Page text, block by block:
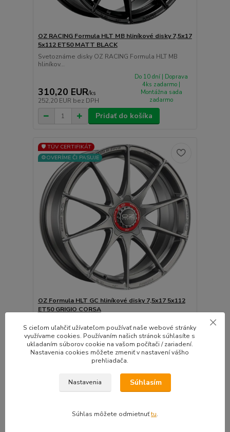
OZ RACING Formula HLT MB hliníkové disky 7,5x17
5x112 ET50 MATT BLACK
Svetoznáme disky OZ RACING Formula HLT MB
hliníkov...
310,20 EUR/ks
252,20 EUR bez DPH
Do 10 dní | Doprava
4ks zadarmo |
Montážna sada
zadarmo
Pridať do košíka
🛡️ TÜV CERTIFIKÁT
⚙️OVERÍME ČI PASUJE
OZ Formula HLT GC hliníkové disky 7,5x17 5x112
ET50 GRIGIO CORSA
k...
310,20 EUR ks
bez DPH
Do 10 dní | Doprava
4ks zadarmo |
Montážna sada
Pridať do košíka
🛡️ TÜV CERTIFIKÁT
S cieľom uľahčiť užívateľom používať naše webové stránky
využívame cookies. Používaním našich stránok súhlasíte s
ukladaním súborov cookie na vašom počítači / zariadení.
Nastavenia cookies môžete zmeniť v nastavení vášho
prehliadača.
Nastavenia Súhlasím
Súhlas môžete odmietnuťtu.